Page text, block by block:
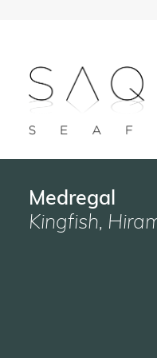
Medregal
Kingfish,